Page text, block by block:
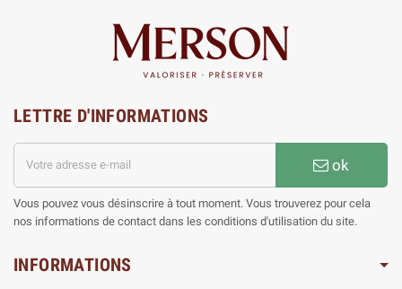
LETTRE D'INFORMATIONS
ok
Vous pouvez vous désinscrire à tout moment. Vous trouverez pour cela
nos informations de contact dans les conditions d'utilisation du site.
INFORMATIONS